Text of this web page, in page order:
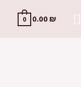
0.00₪
0